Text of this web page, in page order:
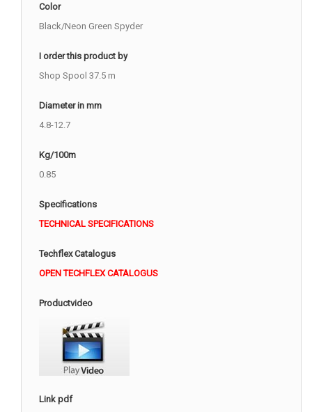
Color
Black/Neon Green Spyder
I order this product by
Shop Spool 37.5 m
Diameter in mm
4.8-12.7
Kg/100m
0.85
Specifications
TECHNICAL SPECIFICATIONS
Techflex Catalogus
OPEN TECHFLEX CATALOGUS
Productvideo
Link pdf